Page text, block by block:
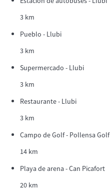
3 km
Pueblo - Llubi
3 km
Supermercado - Llubi
3 km
Restaurante - Llubi
3 km
Campo de Golf - Pollensa Golf
14 km
Playa de arena - Can Picafort
20 km